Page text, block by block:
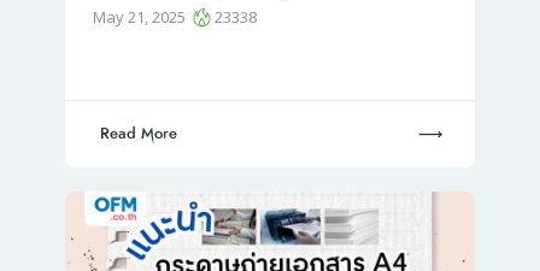
May 21, 2025 23338
Read More